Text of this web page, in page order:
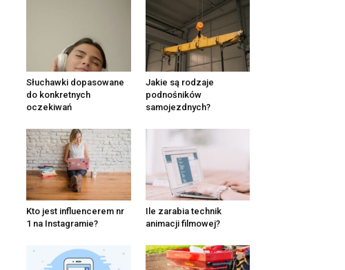
Słuchawki dopasowane
do konkretnych
oczekiwań
Jakie są rodzaje
podnośników
samojezdnych?
Kto jest influencerem nr
1 na Instagramie?
Ile zarabia technik
animacji filmowej?